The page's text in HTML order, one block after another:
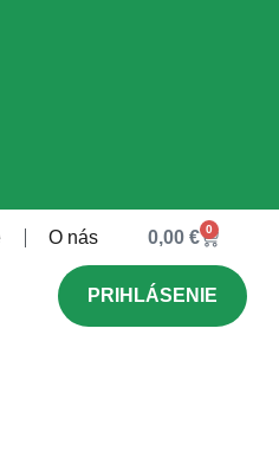
O nás 0,00€ 0
PRIHLÁSENIE